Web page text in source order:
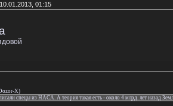
01:15
X)
спецы из НАСА. А теория такая есть - около 4 млрд. лет назад